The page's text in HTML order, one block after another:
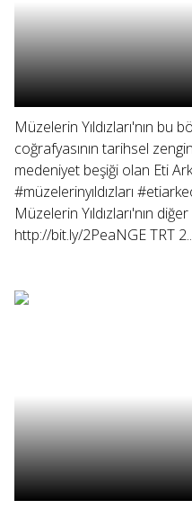
Müzelerin Yıldızları'nın bu
coğrafyasının tarihsel
medeniyet beşiği olan Eti
#müzelerinyıldızları
Müzelerin Yıldızları'nın
http://bit.ly/2PeaNGE TRT